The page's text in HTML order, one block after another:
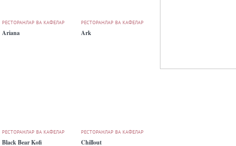
РЕСТОРАНЛАР ВА КАФЕЛАР
Ariana
РЕСТОРАНЛАР ВА КАФЕЛАР
Ark
РЕСТОРАНЛАР ВА КАФЕЛАР
Black Bear Kofi
РЕСТОРАНЛАР ВА КАФЕЛАР
Chillout